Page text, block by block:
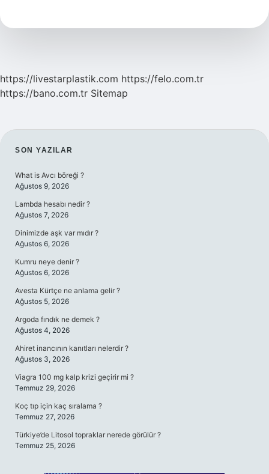
https://livestarplastik.com https://felo.com.tr
https://bano.com.tr Sitemap
SIDEBAR
SON YAZILAR
What is Avcı böreği ?
Ağustos 9, 2026
Lambda hesabı nedir ?
Ağustos 7, 2026
Dinimizde aşk var mıdır ?
Ağustos 6, 2026
Kumru neye denir ?
Ağustos 6, 2026
Avesta Kürtçe ne anlama gelir ?
Ağustos 5, 2026
Argoda fındık ne demek ?
Ağustos 4, 2026
Ahiret inancının kanıtları nelerdir ?
Ağustos 3, 2026
Viagra 100 mg kalp krizi geçirir mi ?
Temmuz 29, 2026
Koç tıp için kaç sıralama ?
Temmuz 27, 2026
Türkiye’de Litosol topraklar nerede görülür ?
Temmuz 25, 2026